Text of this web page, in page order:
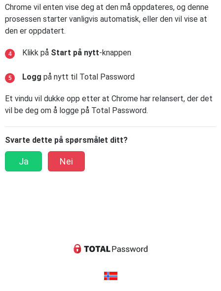
Chrome vil enten vise deg at den må oppdateres, og denne
prosessen starter vanligvis automatisk, eller den vil vise at
den er oppdatert.
Klikk på Start på nytt-knappen
Logg på nytt til Total Password
Et vindu vil dukke opp etter at Chrome har relansert, der det
vil be deg om å logge på Total Password.
Svarte dette på spørsmålet ditt?
Ja Nei